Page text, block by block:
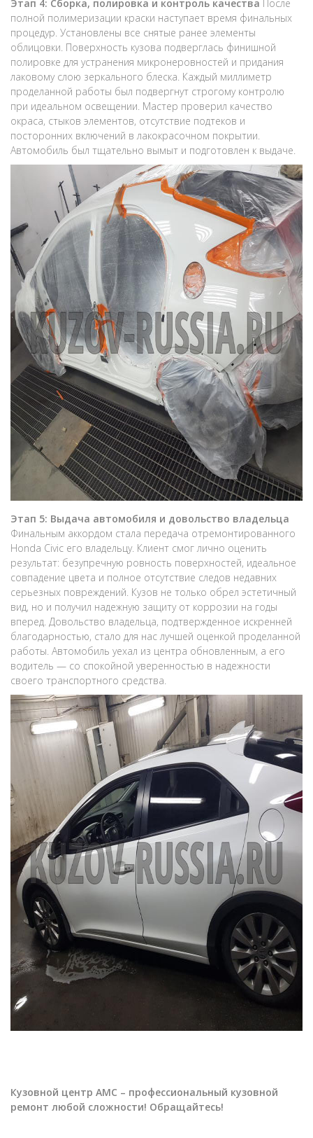
Этап 4: Сборка, полировка и контроль качества После
полной полимеризации краски наступает время финальных
процедур. Установлены все снятые ранее элементы
облицовки. Поверхность кузова подверглась финишной
полировке для устранения микронеровностей и придания
лаковому слою зеркального блеска. Каждый миллиметр
проделанной работы был подвергнут строгому контролю
при идеальном освещении. Мастер проверил качество
окраса, стыков элементов, отсутствие подтеков и
посторонних включений в лакокрасочном покрытии.
Автомобиль был тщательно вымыт и подготовлен к выдаче.
Этап 5: Выдача автомобиля и довольство владельца
Финальным аккордом стала передача отремонтированного
Honda Civic его владельцу. Клиент смог лично оценить
результат: безупречную ровность поверхностей, идеальное
совпадение цвета и полное отсутствие следов недавних
серьезных повреждений. Кузов не только обрел эстетичный
вид, но и получил надежную защиту от коррозии на годы
вперед. Довольство владельца, подтвержденное искренней
благодарностью, стало для нас лучшей оценкой проделанной
работы. Автомобиль уехал из центра обновленным, а его
водитель — со спокойной уверенностью в надежности
своего транспортного средства.
Кузовной центр АМС – профессиональный кузовной
ремонт любой сложности! Обращайтесь!